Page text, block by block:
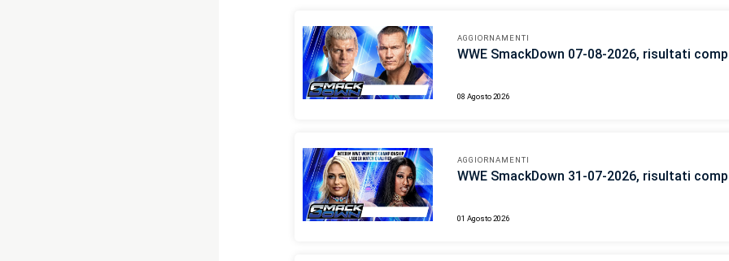
AGGIORNAMENTI
WWE SmackDown 07-08-2026, risultati
08 Agosto 2026
AGGIORNAMENTI
WWE SmackDown 31-07-2026, risultati
01 Agosto 2026